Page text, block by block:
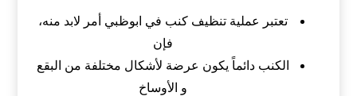
تعتبر عملية تنظيف كنب في ابوظبي أمر لابد منه،
فإن
الكنب دائماً يكون عرضة لأشكال مختلفة من البقع
و الأوساخ